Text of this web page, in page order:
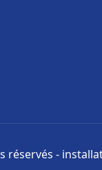
réservés -